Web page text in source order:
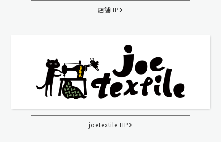
店舗HP
joetextile HP